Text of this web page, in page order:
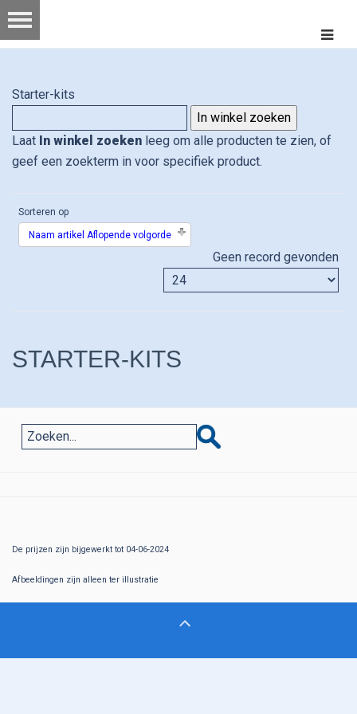
Starter-kits
Laat In winkel zoeken leeg om alle producten te zien, of
geef een zoekterm in voor specifiek product.
Sorteren op
Naam artikel Aflopende volgorde
Geen record gevonden
STARTER-KITS
De prijzen zijn bijgewerkt tot 04-06-2024
Afbeeldingen zijn alleen ter illustratie